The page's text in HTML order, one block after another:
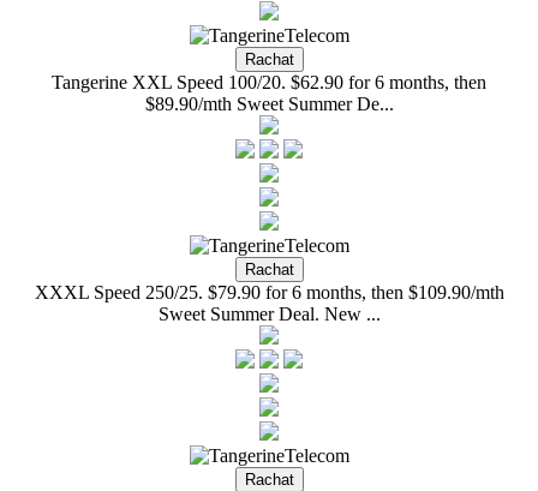
Tangerine XXL Speed 100/20. $62.90 for 6 months, then
$89.90/mth Sweet Summer De...
XXXL Speed 250/25. $79.90 for 6 months, then $109.90/mth
Sweet Summer Deal. New ...